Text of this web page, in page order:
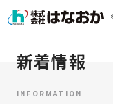
ン
は
お
新着情報
INFORMATION